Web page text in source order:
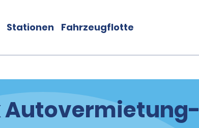
Stationen Fahrzeugflotte
Autovermietung-